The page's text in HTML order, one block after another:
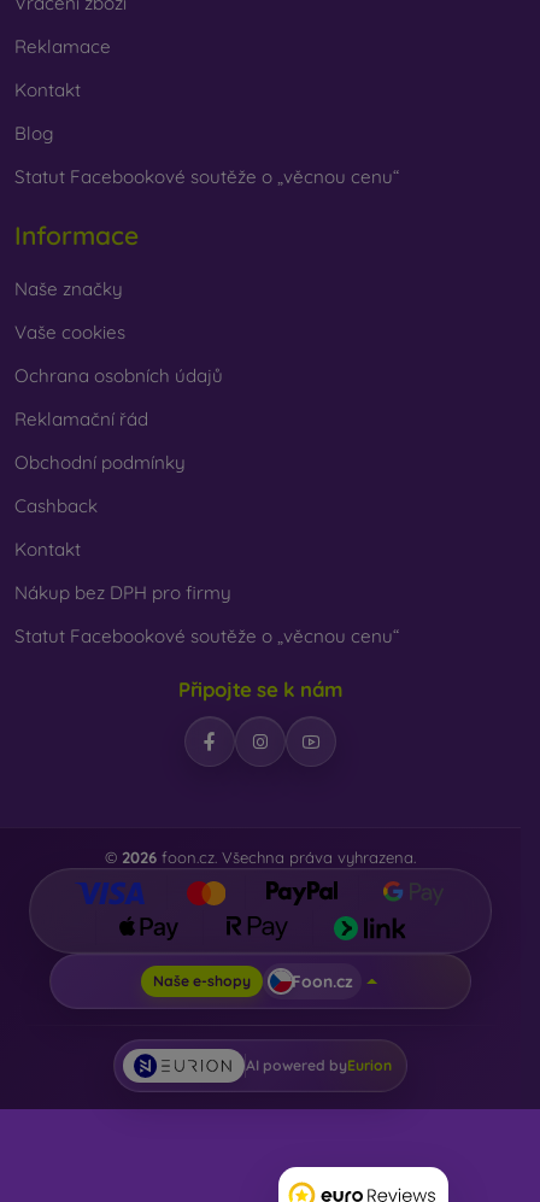
Reklamace
Kontakt
Blog
Statut Facebookové soutěže o „věcnou cenu“
Informace
Naše značky
Vaše cookies
Ochrana osobních údajů
Reklamační řád
Obchodní podmínky
Cashback
Kontakt
Nákup bez DPH pro firmy
Statut Facebookové soutěže o „věcnou cenu“
Připojte se k nám
© 2026 foon.cz. Všechna práva vyhrazena.
Naše e-shopy Foon.cz
AI powered byEurion